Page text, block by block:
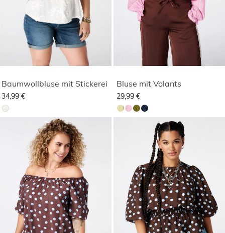
Baumwollbluse mit Stickerei
34,99 €
Bluse mit Volants
29,99 €